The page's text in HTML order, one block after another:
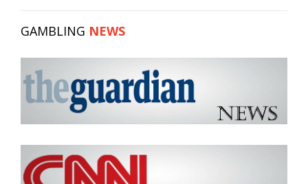
GAMBLING NEWS